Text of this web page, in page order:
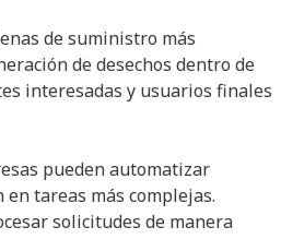
de suministro más
de desechos dentro de
interesadas y usuarios finales
pueden automatizar
tareas más complejas.
solicitudes de manera